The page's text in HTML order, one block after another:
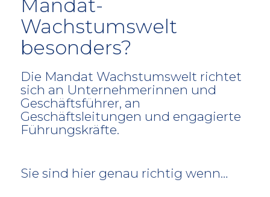
Mandat-
Wachstumswelt
besonders?
Die Mandat Wachstumswelt richtet
sich an Unternehmerinnen und
Geschäftsführer, an
Geschäftsleitungen und engagierte
Führungskräfte.
Sie sind hier genau richtig wenn…